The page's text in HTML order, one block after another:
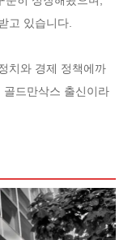
고 있습니다.
치와 경제 정책에까
드만삭스 출신이라